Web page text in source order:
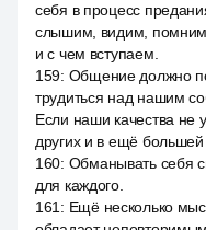
себя в процесс
слышим, видим,
и с чем вступаем.
159: Общение должно
трудиться над нашим
Если наши качества
других и в ещё большей
160: Обманывать себя
для каждого.
161 : Ещё несколько